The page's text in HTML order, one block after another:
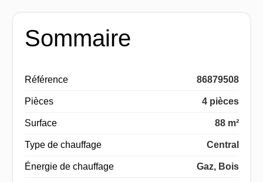
Sommaire
Référence 86879508
Pièces 4 pièces
Surface 88 m²
Type de chauffage Central
Énergie de chauffage Gaz, Bois